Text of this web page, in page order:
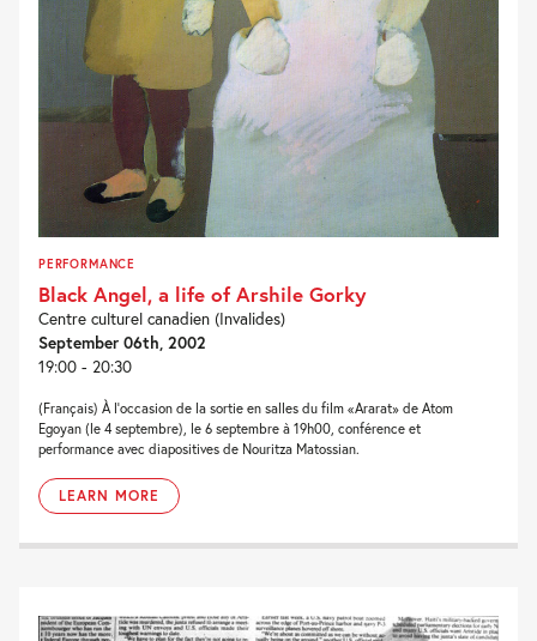
PERFORMANCE
Black Angel, a life of Arshile Gorky
Centre culturel canadien (Invalides)
September 06th, 2002
19:00 - 20:30
(Français) À l'occasion de la sortie en salles du film «Ararat» de Atom
Egoyan (le 4 septembre), le 6 septembre à 19h00, conférence et
performance avec diapositives de Nouritza Matossian.
LEARN MORE